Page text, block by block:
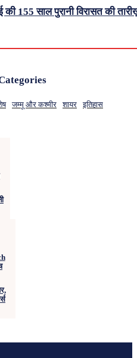
155 साल पुरानी विरासत की
जम्मू और कश्मीर शायर इतिहास